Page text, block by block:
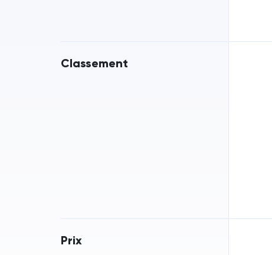
Classement
Prix